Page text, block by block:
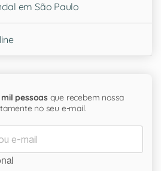
em São Paulo
mil pessoasque recebem nossa
no seu e-mail.